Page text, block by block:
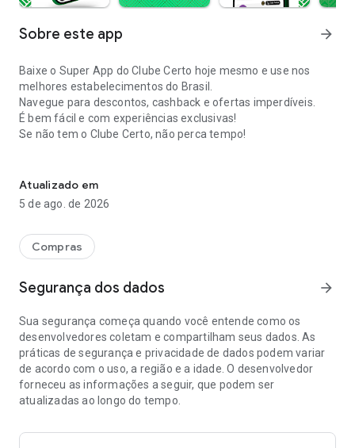
Sobre este app arrow_forward
Baixe o Super App do Clube Certo hoje mesmo e use nos
melhores estabelecimentos do Brasil.
Navegue para descontos, cashback e ofertas imperdíveis.
É bem fácil e com experiências exclusivas!
Se não tem o Clube Certo, não perca tempo!
Atualizado em
5 de ago. de 2026
Compras
Segurança dos dados arrow_forward
Sua segurança começa quando você entende como os
desenvolvedores coletam e compartilham seus dados. As
práticas de segurança e privacidade de dados podem variar
de acordo com o uso, a região e a idade. O desenvolvedor
forneceu as informações a seguir, que podem ser
atualizadas ao longo do tempo.